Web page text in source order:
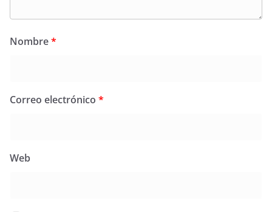
Nombre*
Correo electrónico *
Web